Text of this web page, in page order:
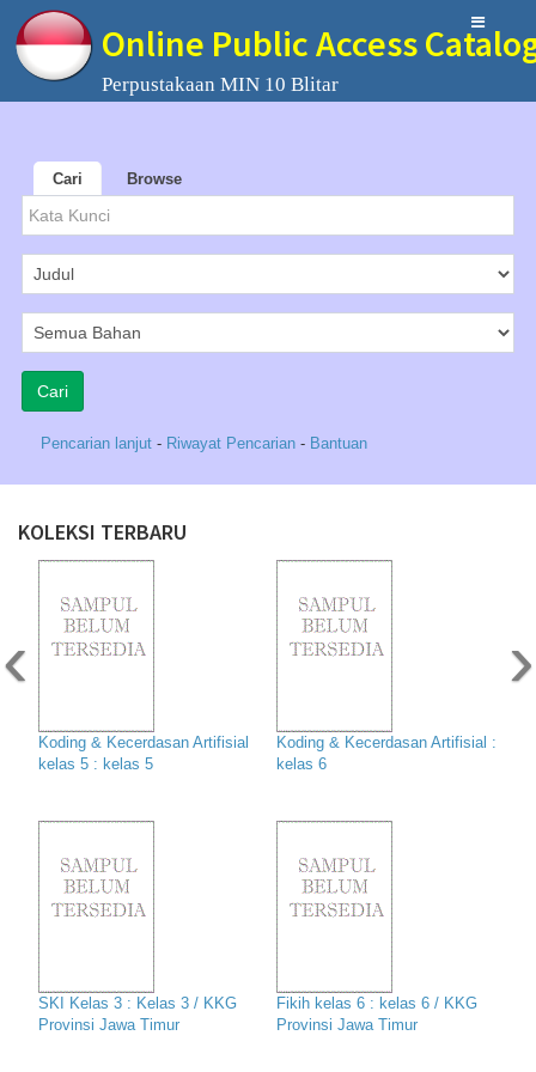
Online Public Access
Perpustakaan MIN 10 Blitar
Cari Browse
Pencarian lanjut - Riwayat Pencarian - Bantuan
KOLEKSI TERBARU
Koding & Kecerdasan Artifisial
kelas 5 : kelas 5
Koding & Kecerdasan Artifisial :
kelas 6
SKI Kelas 3 : Kelas 3 / KKG
Provinsi Jawa Timur
Fikih kelas 6 : kelas 6 / KKG
Provinsi Jawa Timur
‹ ›